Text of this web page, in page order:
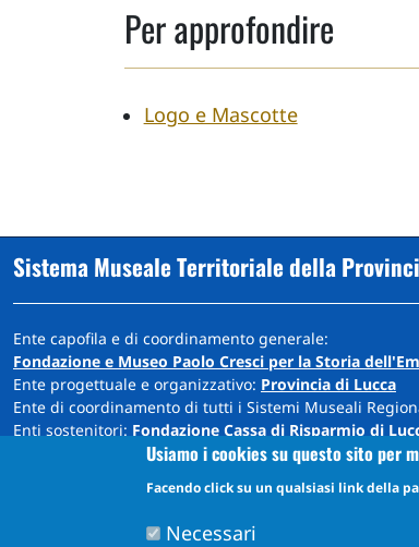
Per approfondire
Logo e Mascotte
Sistema Museale Territoriale della
Ente capofila e di coordinamento generale:
Fondazione e Museo Paolo Cresci per la Storia
Ente progettuale e organizzativo: Provincia di Lucca
Ente di coordinamento di tutti i Sistemi Museali
Enti sostenitori: Fondazione Cassa di Risparmio di
Sede: Cortile Carrara - Palazzo Ducale - 55100 Lucca
info@museiprovincialucca.it
Usiamo i cookies su questo sito per
Facendo click su un qualsiasi link della
Necessari